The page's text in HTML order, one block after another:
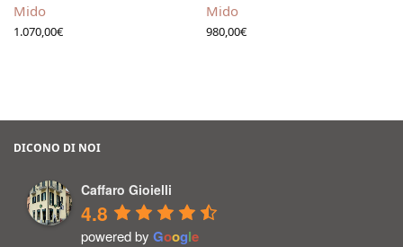
Mido
1.070,00€
Mido
980,00€
DICONO DI NOI
Caffaro Gioielli
4.8
powered by Google